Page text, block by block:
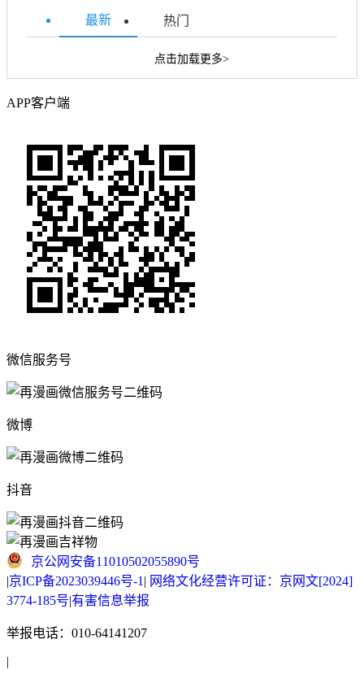
最新 热门
点击加载更多>
APP客户端
微信服务号
微博
抖音
京公网安备11010502055890号
|京ICP备2023039446号-1 | 网络文化经营许可证：京网文[2024]
3774-185号|有害信息举报
举报电话：010-64141207
|